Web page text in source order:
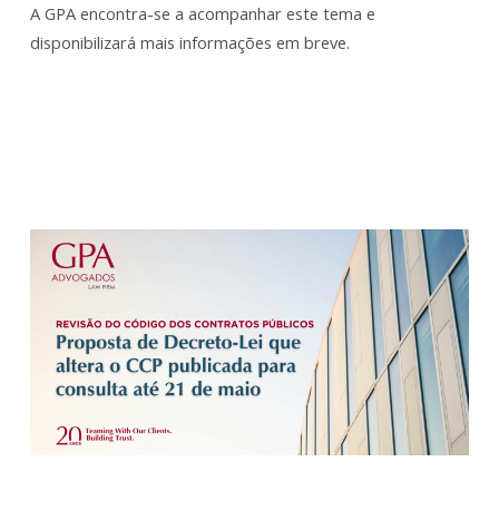
A GPA encontra-se a acompanhar este tema e
disponibilizará mais informações em breve.